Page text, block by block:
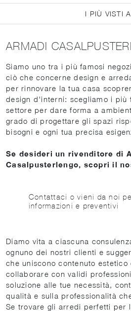
I PIÙ VISTI
ARMADI
Siamo uno tra i più famosi
ciò che concerne design e
per rinnovare la tua casa
design d'interni: scegliamo i più
settore per dare forma a
grado di progettare gli spazi
bisogni e ogni tua precisa
Se desideri un rivenditore di
Casalpusterlengo, scopri il
Contattaci o vieni da noi
informazioni e preventivi
Diamo vita a ciascuna
ognuno dei nostri clienti e
che uniscono contenuto estetico
collaborare con validi
soluzione alle tue necessità,
qualità e sulla professionalità
Se trovare gli arredi perfetti per